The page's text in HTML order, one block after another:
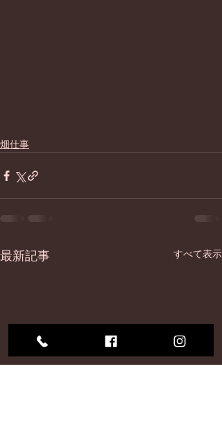
畑仕事
最新記事 すべて表示